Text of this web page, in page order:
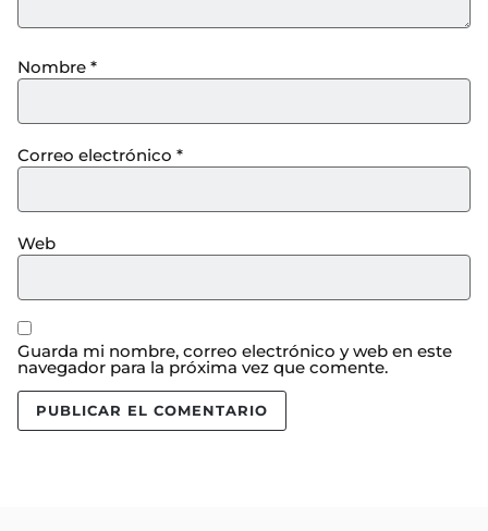
Nombre *
Correo electrónico *
Web
Guarda mi nombre, correo electrónico y web en este
navegador para la próxima vez que comente.